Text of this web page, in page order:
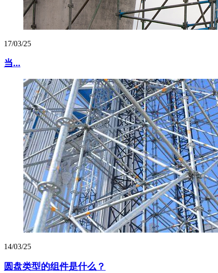
17/03/25
当...
14/03/25
圆盘类型的组件是什么？